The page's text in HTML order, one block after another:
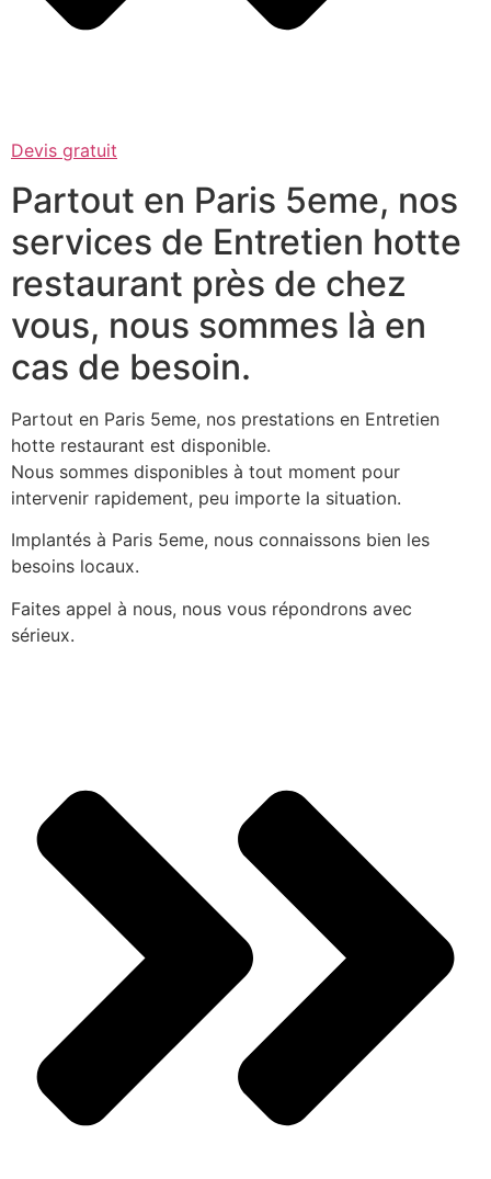
Devis gratuit
Partout en Paris 5eme, nos
services de Entretien hotte
restaurant près de chez
vous, nous sommes là en
cas de besoin.
Partout en Paris 5eme, nos prestations en Entretien
hotte restaurant est disponible.
Nous sommes disponibles à tout moment pour
intervenir rapidement, peu importe la situation.
Implantés à Paris 5eme, nous connaissons bien les
besoins locaux.
Faites appel à nous, nous vous répondrons avec
sérieux.